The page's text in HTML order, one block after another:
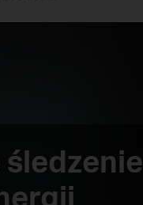
śledzenie